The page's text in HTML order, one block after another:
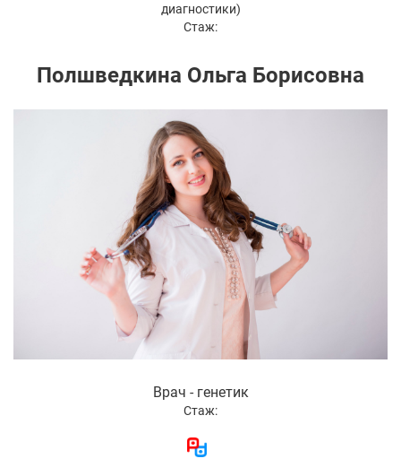
диагностики)
Стаж:
Полшведкина Ольга Борисовна
Врач - генетик
Стаж: